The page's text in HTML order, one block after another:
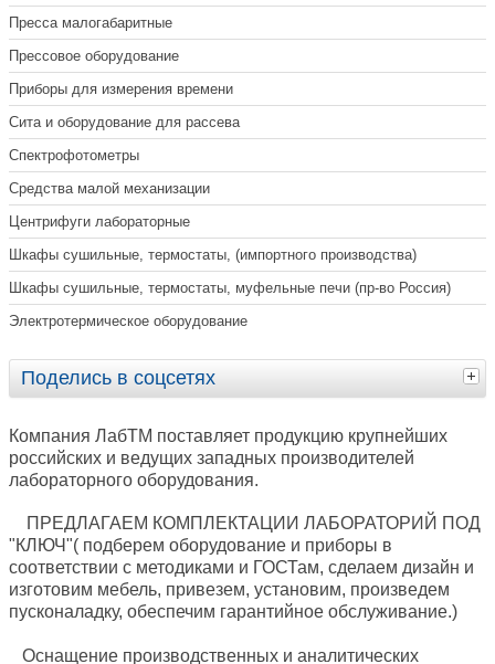
Пресса малогабаритные
Прессовое оборудование
Приборы для измерения времени
Сита и оборудование для рассева
Спектрофотометры
Средства малой механизации
Центрифуги лабораторные
Шкафы сушильные, термостаты, (импортного производства)
Шкафы сушильные, термостаты, муфельные печи (пр-во Россия)
Электротермическое оборудование
Поделись в соцсетях
Компания ЛабТМ поставляет продукцию крупнейших
российских и ведущих западных производителей
лабораторного оборудования.
ПРЕДЛАГАЕМ КОМПЛЕКТАЦИИ ЛАБОРАТОРИЙ ПОД
"КЛЮЧ"( подберем оборудование и приборы в
соответствии с методиками и ГОСТам, сделаем дизайн и
изготовим мебель, привезем, установим, произведем
пусконаладку, обеспечим гарантийное обслуживание.)
Оснащение производственных и аналитических